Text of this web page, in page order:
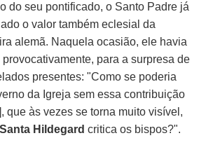
do seu pontificado, o Santo Padre já
o valor também eclesial da
alemã. Naquela ocasião, ele havia
para a surpresa de
presentes: "Como se poderia
da Igreja sem essa contribuição
que às vezes se torna muito visível,
Santa Hildegardcritica os bispos?".